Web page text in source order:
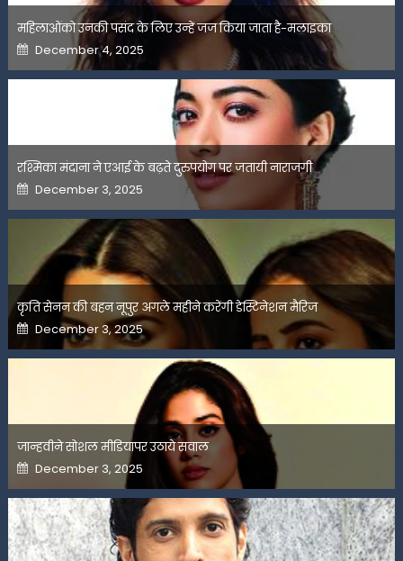
महिलाओंको उनकी पसंद के लिए उन्हें जज किया जाता है-मलाइका
Posted
on
December 4, 2025
रश्मिका मंदाना ने एआई के बढ़ते दुरुपयोग पर जतायी नाराजगी
Posted
on
December 3, 2025
कृति सेनन की बहन नूपुर अगले महीने करेंगी डेस्टिनेशन मैरिज
Posted
on
December 3, 2025
जान्हवीने सोशल मीडियापर उठाये सवाल
Posted
on
December 3, 2025